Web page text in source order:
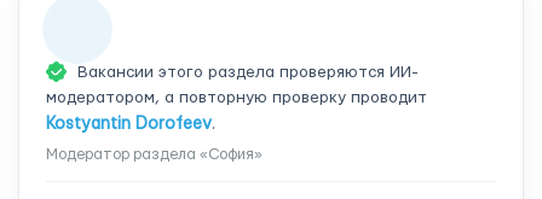
Вакансии этого раздела проверяются ИИ-
модератором, а повторную проверку проводит
Kostyantin Dorofeev.
Модератор раздела «София»